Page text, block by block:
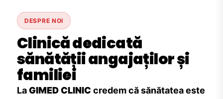
DESPRE NOI
Clinică dedicată
sănătății angajaților și
familiei
LaGIMED CLINIC credem că sănătatea este